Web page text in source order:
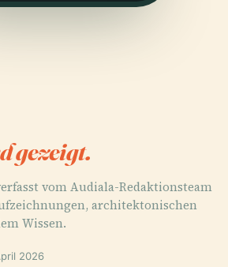
gezeigt.
vom Audiala-Redaktionsteam
architektonischen
Wissen.
2026